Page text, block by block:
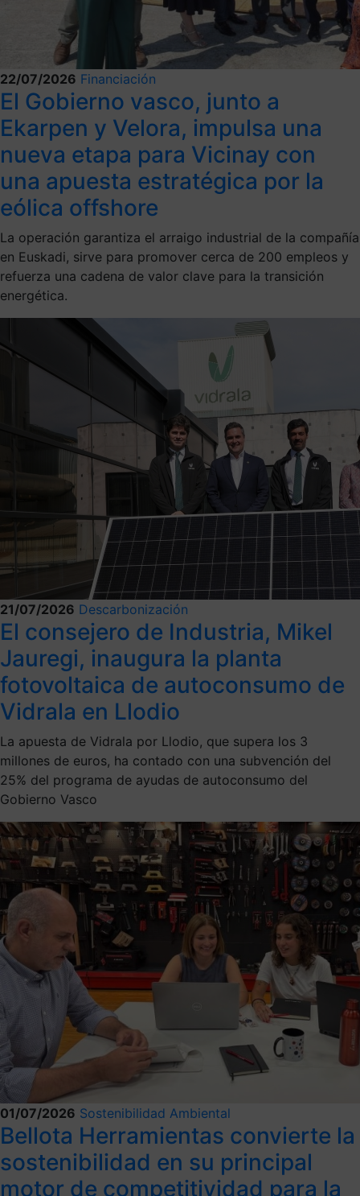
22/07/2026 Financiación
El Gobierno vasco, junto a
Ekarpen y Velora, impulsa una
nueva etapa para Vicinay con
una apuesta estratégica por la
eólica offshore
La operación garantiza el arraigo industrial de la compañía
en Euskadi, sirve para promover cerca de 200 empleos y
refuerza una cadena de valor clave para la transición
energética.
21/07/2026 Descarbonización
El consejero de Industria, Mikel
Jauregi, inaugura la planta
fotovoltaica de autoconsumo de
Vidrala en Llodio
La apuesta de Vidrala por Llodio, que supera los 3
millones de euros, ha contado con una subvención del
25% del programa de ayudas de autoconsumo del
Gobierno Vasco
01/07/2026 Sostenibilidad Ambiental
Bellota Herramientas convierte la
sostenibilidad en su principal
motor de competitividad para la